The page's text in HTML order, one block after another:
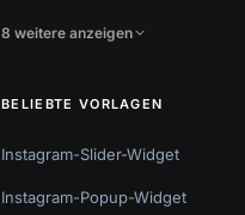
8 weitere anzeigen
BELIEBTE VORLAGEN
Instagram-Slider-Widget
Instagram-Popup-Widget